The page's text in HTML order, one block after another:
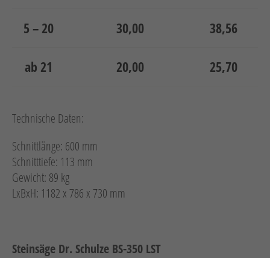
Verweis
Facebook
Verweis
Instagram
5 – 20 30,00 38,56
ab 21 20,00 25,70
Technische Daten:
Schnittlänge: 600 mm
Schnitttiefe: 113 mm
Gewicht: 89 kg
LxBxH: 1182 x 786 x 730 mm
Steinsäge Dr. Schulze BS-350 LST